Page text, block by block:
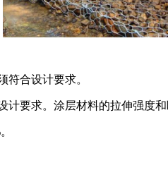
合设计要求。
求。涂层材料的拉伸强度和